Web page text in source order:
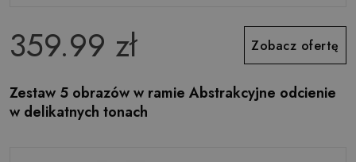
359.99 zł Zobacz ofertę
Zestaw 5 obrazów w ramie Abstrakcyjne odcienie
w delikatnych tonach